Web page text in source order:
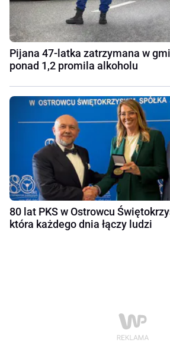
Pijana 47-latka zatrzymana w
ponad 1,2 promila alkoholu
80 lat PKS w Ostrowcu
która każdego dnia łączy ludzi